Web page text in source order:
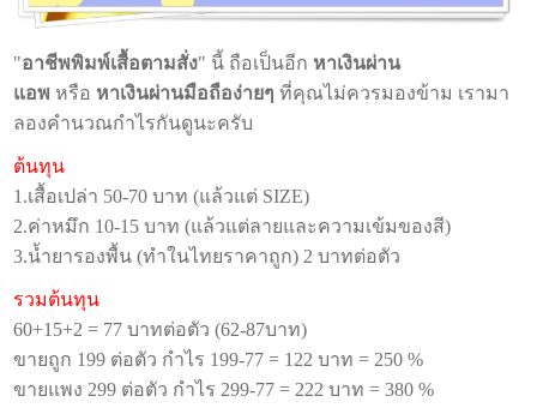
"อาชีพพิมพ์เสื้อตามสั่ง" นี้ ถือเป็นอีก หาเงินผ่าน
แอพ หรือ หาเงินผ่านมือถือง่ายๆ ที่คุณไม่ควรมองข้าม เรามา
ลองคำนวณกำไรกันดูนะครับ
ต้นทุน
1.เสื้อเปล่า 50-70 บาท (แล้วแต่ SIZE)
2.ค่าหมึก 10-15 บาท (แล้วแต่ลายและความเข้มของสี)
3.น้ำยารองพื้น (ทำในไทยราคาถูก) 2 บาทต่อตัว
รวมต้นทุน
60+15+2 = 77 บาทต่อตัว (62-87บาท)
ขายถูก 199 ต่อตัว กำไร 199-77 = 122 บาท = 250 %
ขายแพง 299 ต่อตัว กำไร 299-77 = 222 บาท = 380 %